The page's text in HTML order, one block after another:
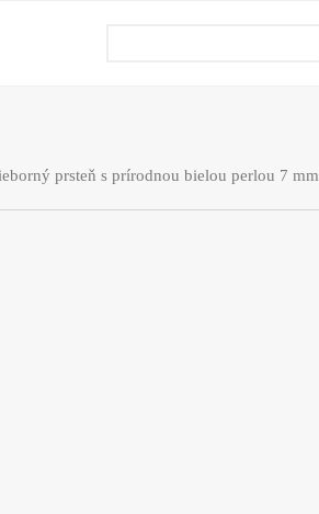
prsteň s prírodnou bielou perlou 7 mm